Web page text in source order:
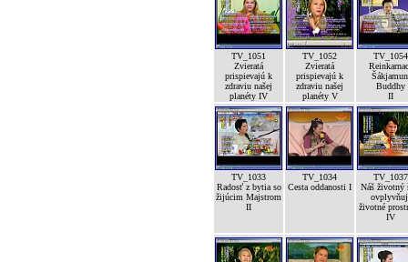
TV_1051
Zvieratá
prispievajú k
zdraviu našej
planéty IV
TV_1052
Zvieratá
prispievajú k
zdraviu našej
planéty V
TV_1054
Buddhy
II
TV_1033
Radosť z bytia so
žijúcim Majstrom
II
TV_1034
Cesta oddanosti I
TV_1037
Náš životný
životné
IV